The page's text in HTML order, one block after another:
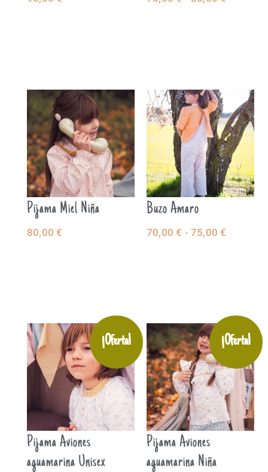
Pijama Miel Niña
80,00€
Buzo Amaro
70,00€ - 75,00€
¡Oferta!
Pijama Aviones
aguamarina Unisex
¡Oferta!
Pijama Aviones
aguamarina Niña